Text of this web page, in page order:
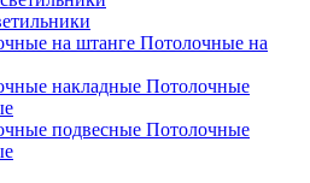
Потолочные на
Потолочные
Потолочные